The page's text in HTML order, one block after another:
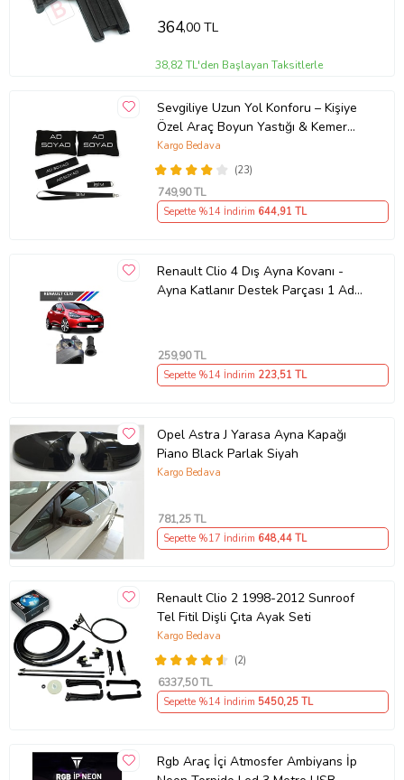
364,00 TL
38,82 TL'den Başlayan Taksitlerle
Sevgiliye Uzun Yol Konforu – Kişiye
Özel Araç Boyun Yastığı & Kemer
Pedi Hediye Seti
(23)
Kargo Bedava
749,90 TL
Sepette %14 İndirim 644,91 TL
Renault Clio 4 Dış Ayna Kovanı -
Ayna Katlanır Destek Parçası 1 Adet
259,90 TL
Sepette %14 İndirim 223,51 TL
Opel Astra J Yarasa Ayna Kapağı
Piano Black Parlak Siyah
Kargo Bedava
781,25 TL
Sepette %17 İndirim 648,44 TL
Renault Clio 2 1998-2012 Sunroof
Tel Fitil Dişli Çıta Ayak Seti
(2)
Kargo Bedava
6337,50 TL
Sepette %14 İndirim 5450,25 TL
Rgb Araç İçi Atmosfer Ambiyans İp